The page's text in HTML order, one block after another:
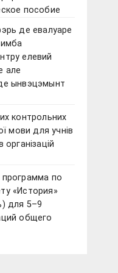
пособие
де евалуаре
елевий
але
ынвэцэмынт
контрольних
мови для учнів
організацій
программа по
«История»
для 5–9
общего